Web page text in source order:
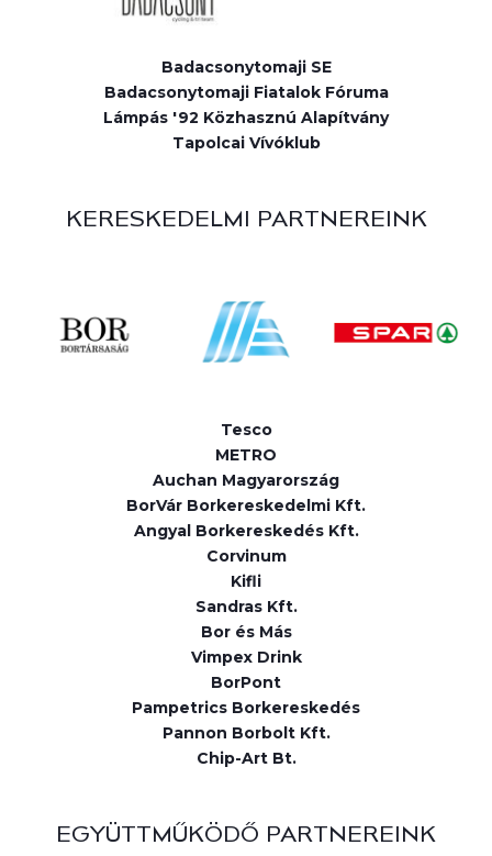
Badacsonytomaji SE
Badacsonytomaji Fiatalok Fóruma
Lámpás '92 Közhasznú Alapítvány
Tapolcai Vívóklub
KERESKEDELMI PARTNEREINK
Tesco
METRO
Auchan Magyarország
BorVár Borkereskedelmi Kft.
Angyal Borkereskedés Kft.
Corvinum
Kifli
Sandras Kft.
Bor és Más
Vimpex Drink
BorPont
Pampetrics Borkereskedés
Pannon Borbolt Kft.
Chip-Art Bt.
EGYÜTTMŰKÖDŐ PARTNEREINK